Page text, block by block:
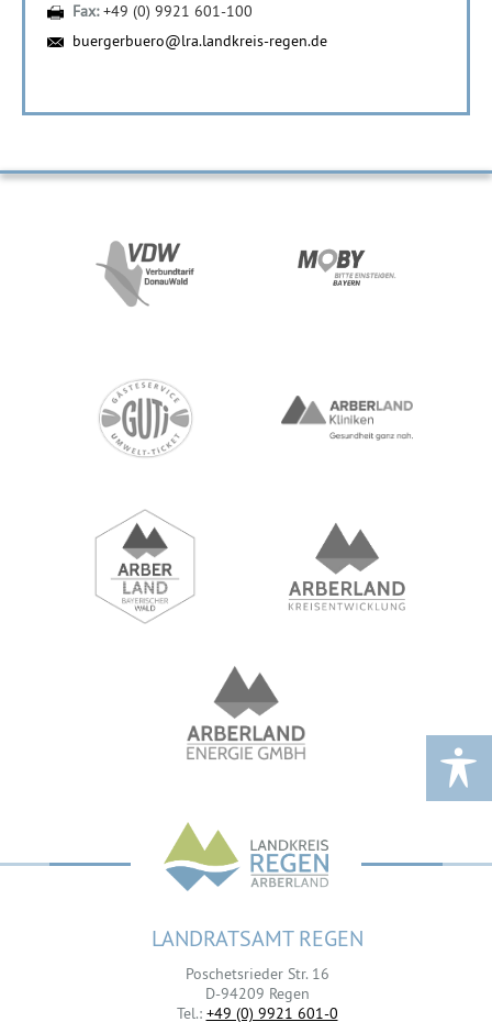
Fax:+49 (0) 9921 601-100
buergerbuero@lra.landkreis-regen.de
LANDRATSAMT REGEN
Poschetsrieder Str. 16
D-94209 Regen
Tel.: +49 (0) 9921 601-0